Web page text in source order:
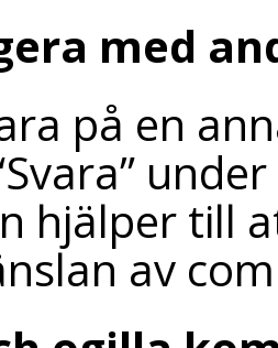
med
på en
hjälper till
av